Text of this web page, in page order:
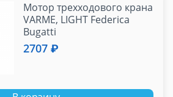
Мотор трехходового крана
VARME, LIGHT Federica
Bugatti
2707 ₽